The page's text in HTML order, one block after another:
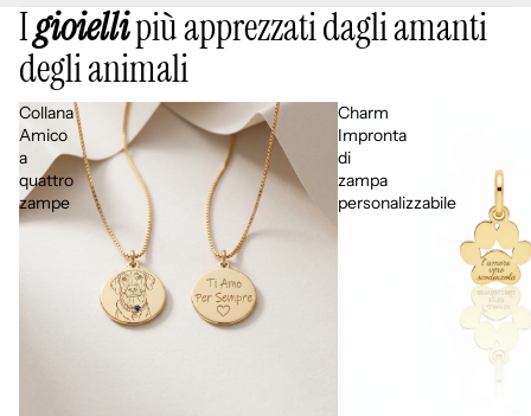
Igioiellipiù apprezzati dagli amanti
degli animali
Collana
Amico
a
quattro
zampe
Charm
Impronta
di
zampa
personalizzabile